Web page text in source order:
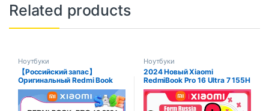
Related products
Ноутбуки
【Российский запас】
Оригинальный Redmi Book
Pro 16 2024 Intel Ultra 5
125H/Ultra7 155H 32G RAM 1T
SSD 3.1K 165 Гц Экран Серый
Ноутбуки
2024 Новый Xiaomi
RedmiBook Pro 16 Ultra 7 155H
32 ГБ LPDDR5 1 ТБ SSD 3,1 К
165 Гц 16 дюймов